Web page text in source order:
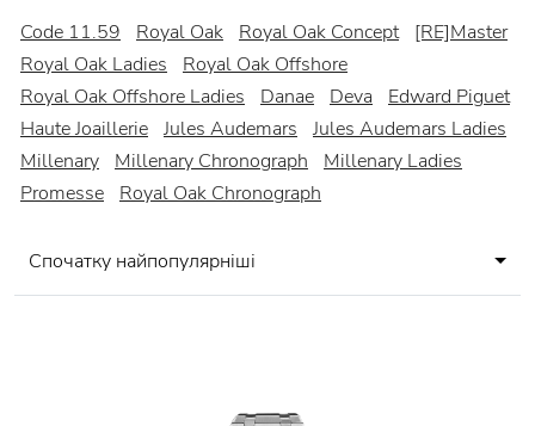
Code 11.59 Royal Oak Royal Oak Concept
[RE]Master
Royal Oak Ladies
Royal Oak Offshore
Royal Oak Offshore Ladies
Danae Deva
Edward Piguet
Haute Joaillerie Jules Audemars
Jules Audemars Ladies
Millenary
Millenary Chronograph
Millenary Ladies
Promesse
Royal Oak Chronograph
Спочатку найпопулярніші